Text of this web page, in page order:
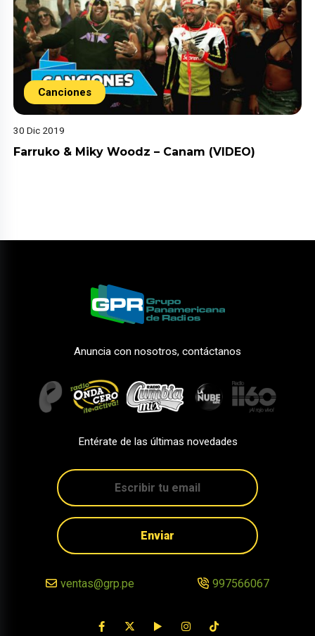
Canciones
30 Dic 2019
Farruko & Miky Woodz – Canam (VIDEO)
Anuncia con nosotros, contáctanos
Entérate de las últimas novedades
Enviar
ventas@grp.pe 997566067